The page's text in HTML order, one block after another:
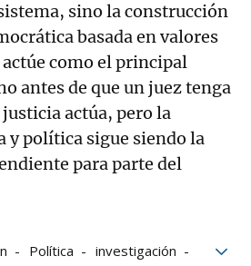
sino la construcción
basada en valores
como el principal
antes de que un juez tenga
actúa, pero la
y política sigue siendo la
para parte del
Política investigación